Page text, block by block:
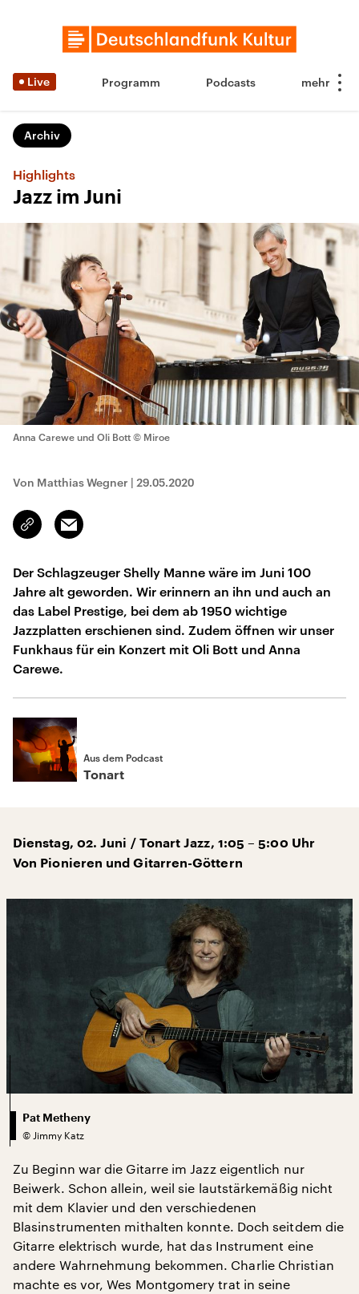
Live Programm Podcasts
Archiv
Highlights
Jazz im Juni
Anna Carewe und Oli Bott © Miroe
Von Matthias Wegner | 29.05.2020
Link
kopieren/teilen
Email
Der Schlagzeuger Shelly Manne wäre im Juni 100
Jahre alt geworden. Wir erinnern an ihn und auch an
das Label Prestige, bei dem ab 1950 wichtige
Jazzplatten erschienen sind. Zudem öffnen wir unser
Funkhaus für ein Konzert mit Oli Bott und Anna
Carewe.
Aus dem Podcast
Tonart
Dienstag, 02. Juni / Tonart Jazz, 1:05 – 5:00 Uhr
Von Pionieren und Gitarren-Göttern
Pat Metheny
© Jimmy Katz
Zu Beginn war die Gitarre im Jazz eigentlich nur
Beiwerk. Schon allein, weil sie lautstärkemäßig nicht
mit dem Klavier und den verschiedenen
Blasinstrumenten mithalten konnte. Doch seitdem die
Gitarre elektrisch wurde, hat das Instrument eine
andere Wahrnehmung bekommen. Charlie Christian
machte es vor, Wes Montgomery trat in seine